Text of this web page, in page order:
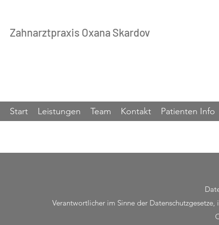
Zahnarztpraxis Oxana Skardov
Start Leistungen Team Kontakt Patienten Info
Verantwortlicher im Sinne der